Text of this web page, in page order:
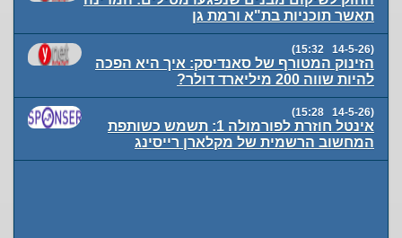
תאשר תוכניות בת"א ורמת גן
(14-5-26 15:32)
הזינוק המטורף של סאנדיסק: איך היא הפכה
להיות שווה 200 מיליארד דולר?
(14-5-26 15:28)
אינטל חוזרת לפורמולה 1: תשמש כשותפת
המחשוב הרשמית של מקלארן רייסינג